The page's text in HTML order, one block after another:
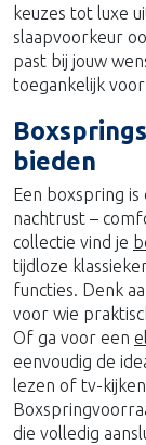
keuzes tot luxe
slaapvoorkeur
past bij jouw
toegankelijk
bieden
Een boxspring
nachtrust –
collectie vind je
tijdloze
functies. Denk
voor wie
Of ga voor een
eenvoudig de
lezen of tv-
die volledig